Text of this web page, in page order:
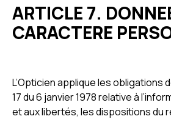
ARTICLE 7.
CARACTERE
L’Opticien applique les obligations
17 du 6 janvier 1978 relative à
et aux libertés, les dispositions du